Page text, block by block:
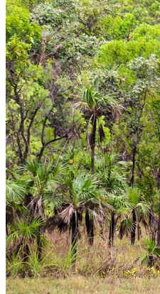
Hiver
Infos pratiques
Préparer son voyage
Hôtels
Présentation
Avant de
Météo et
Notre agence
Notre agence
Réseau Asian
Garanties et
Avis de nos
Demande d'info
09 83 40 65 79